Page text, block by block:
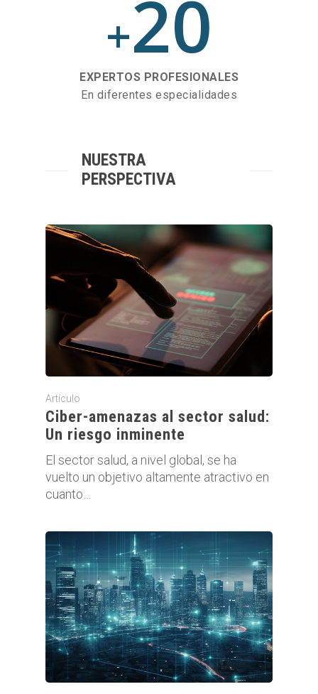
+20
EXPERTOS PROFESIONALES
En diferentes especialidades
NUESTRA
PERSPECTIVA
Artículo
Ciber-amenazas al sector salud:
Un riesgo inminente
El sector salud, a nivel global, se ha
vuelto un objetivo altamente atractivo en
cuanto…